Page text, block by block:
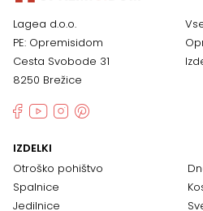
Lagea d.o.o.
PE: Opremisidom
Cesta Svobode 31
8250 Brežice
IZDELKI
Otroško pohištvo
Spalnice
Jedilnice